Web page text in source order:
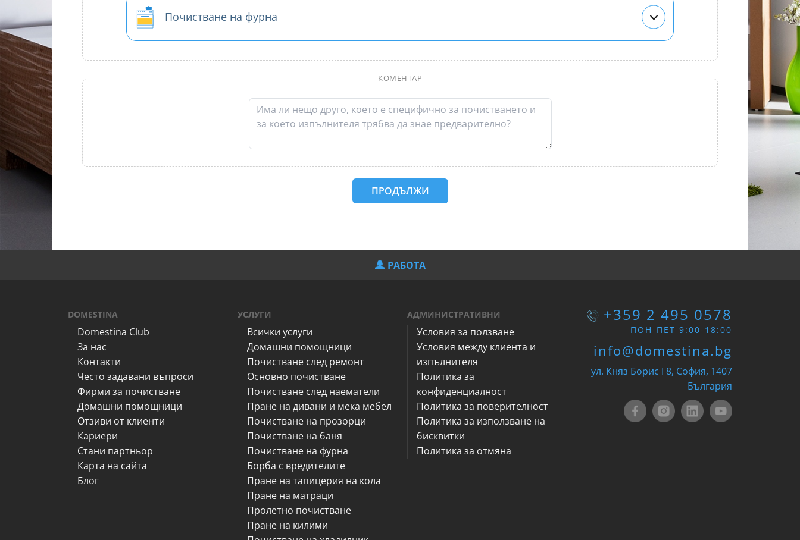
Почистване на фурна
КОМЕНТАР
ПРОДЪЛЖИ
РАБОТА
DOMESTINA
Domestina Club
За нас
Контакти
Често задавани въпроси
Фирми за почистване
Домашни помощници
Отзиви от клиенти
Кариери
Стани партньор
Карта на сайта
Блог
УСЛУГИ
Всички услуги
Домашни помощници
Почистване след ремонт
Основно почистване
Почистване след наематели
Пране на дивани и мека мебел
Почистване на прозорци
Почистване на баня
Почистване на фурна
Борба с вредителите
Пране на тапицерия на кола
Пране на матраци
Пролетно почистване
Пране на килими
АДМИНИСТРАТИВНИ
Условия за ползване
Условия между клиента и
изпълнителя
Политика за
конфиденциалност
Политика за поверителност
Политика за използване на
бисквитки
Политика за отмяна
+359 2 495 0578
ПОН-ПЕТ 9:00-18:00
info@domestina.bg
ул. Княз Борис I 8, София, 1407
България